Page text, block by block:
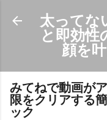
スキップ
太ってな
と即効性
顔を
みてねで動画が
限をクリアする
ック